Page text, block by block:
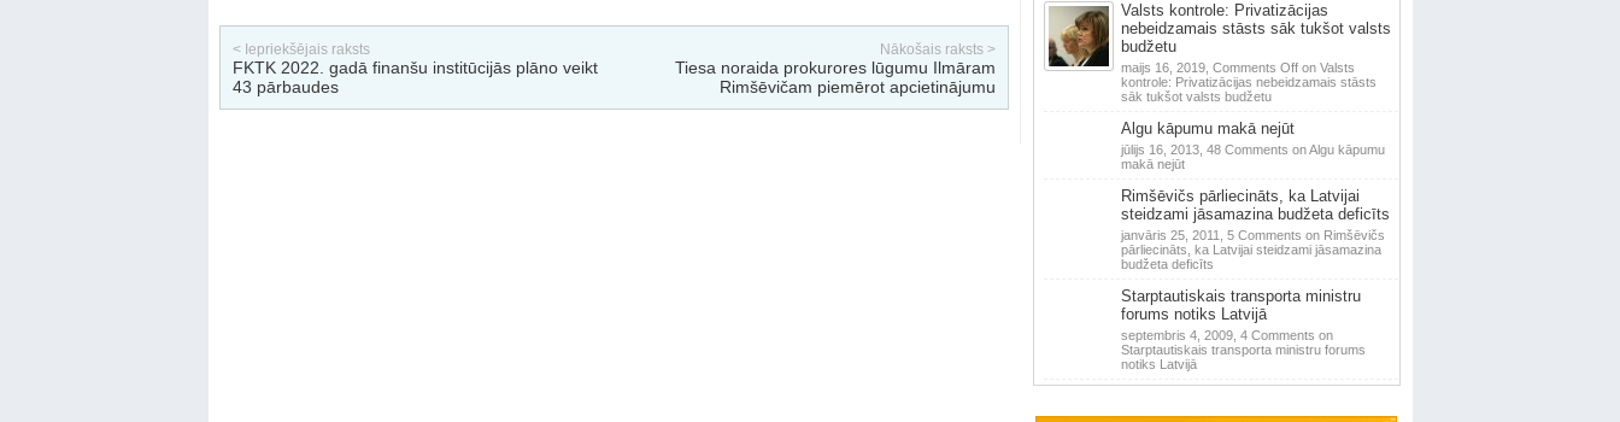
< Iepriekšējais raksts
FKTK 2022. gadā finanšu institūcijās plāno veikt
43 pārbaudes
Nākošais raksts >
Tiesa noraida prokurores lūgumu Ilmāram
Rimšēvičam piemērot apcietinājumu
Valsts kontrole: Privatizācijas
nebeidzamais stāsts sāk tukšot valsts
budžetu
maijs 16, 2019, Comments Offon Valsts
kontrole: Privatizācijas nebeidzamais stāsts
sāk tukšot valsts budžetu
Algu kāpumu makā nejūt
jūlijs 16, 2013, 48 Comments on Algu kāpumu
makā nejūt
Rimšēvičs pārliecināts, ka Latvijai
steidzami jāsamazina budžeta deficīts
janvāris 25, 2011, 5 Comments on Rimšēvičs
pārliecināts, ka Latvijai steidzami jāsamazina
budžeta deficīts
Starptautiskais transporta ministru
forums notiks Latvijā
septembris 4, 2009, 4 Comments on
Starptautiskais transporta ministru forums
notiks Latvijā